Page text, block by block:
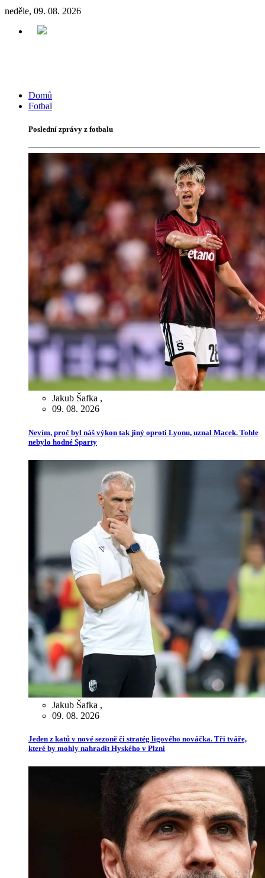
neděle, 09. 08. 2026
Domů
Fotbal
Poslední zprávy z fotbalu
Jakub Šafka ,
09. 08. 2026
Nevím, proč byl náš výkon tak jiný oproti Lyonu, uznal Macek. Tohle
nebylo hodné Sparty
Jakub Šafka ,
09. 08. 2026
Jeden z katů v nové sezoně či stratég ligového nováčka. Tři tváře,
které by mohly nahradit Hyského v Plzni